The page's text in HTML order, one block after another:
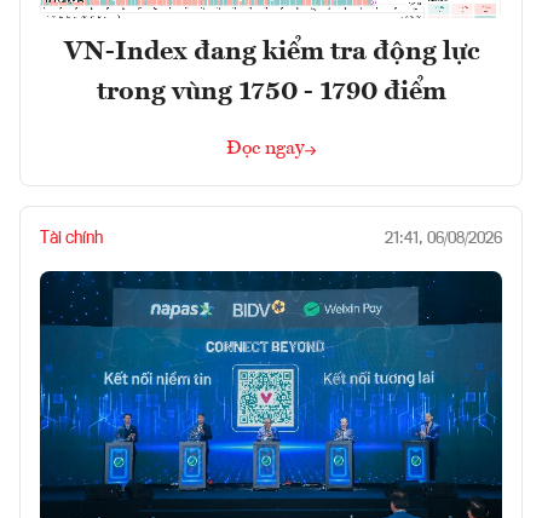
VN-Index đang kiểm tra động lực
trong vùng 1750 - 1790 điểm
Đọc ngay
Tài chính 21:41, 06/08/2026